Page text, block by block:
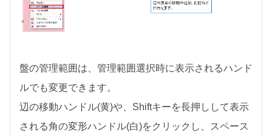
盤の管理範囲は、管理範囲選択時に表示されるハンド
ルでも変更できます。
辺の移動ハンドル(黄)や、Shiftキーを長押しして表示
される角の変形ハンドル(白)をクリックし、スペース